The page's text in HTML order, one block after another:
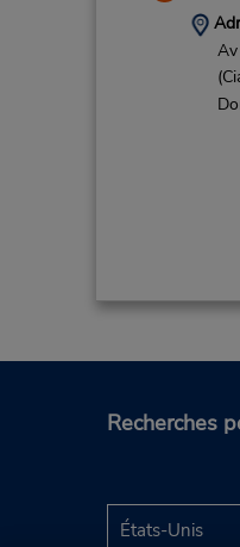
Recherches